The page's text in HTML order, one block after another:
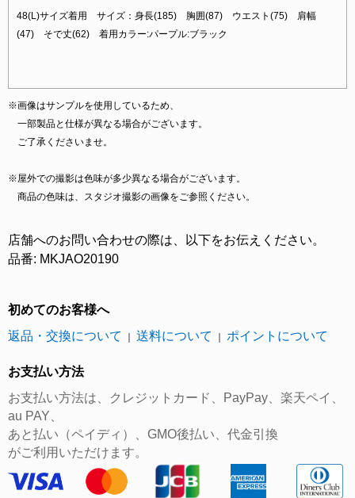
48(L)サイズ着用 サイズ：身長(185) 胸囲(87) ウエスト(75) 肩幅
(47) そで丈(62) 着用カラー:パープル:ブラック
※画像はサンプルを使用しているため、
一部製品と仕様が異なる場合がございます。
ご了承くださいませ。
※屋外での撮影は色味が多少異なる場合がございます。
商品の色味は、スタジオ撮影の画像をご参照ください。
店舗へのお問い合わせの際は、以下をお伝えください。
品番: MKJAO20190
初めてのお客様へ
返品・交換について
送料について ポイントについて
お支払い方法
お支払い方法は、クレジットカード、PayPay、楽天ペイ、
au PAY、
あと払い（ペイディ）、GMO後払い、代金引換
がご利用いただけます。